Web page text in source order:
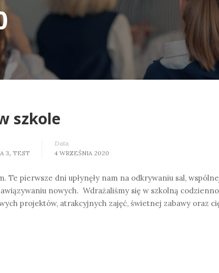
szkole
3, TEST
Data
4 WRZEŚNIA 2020
Te pierwsze dni upłynęły nam na odkrywaniu sal,
nowych. Wdrażaliśmy się w szkolną
projektów, atrakcyjnych zajęć, świetnej zabawy oraz